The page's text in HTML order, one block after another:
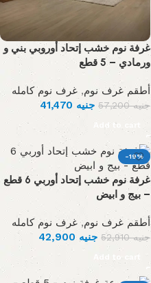
غرفة نوم خشب إتحاد أوروبي بني و
ورمادي – 5 قطع
أطقم غرف نوم, غرف نوم كامله
جنيه57,200 جنيه
Add to cart
-19%
غرفة نوم خشب إتحاد أوربي 6 قطع
– بيج و ابيض
أطقم غرف نوم, غرف نوم كامله
جنيه52,910 جنيه
Add to cart